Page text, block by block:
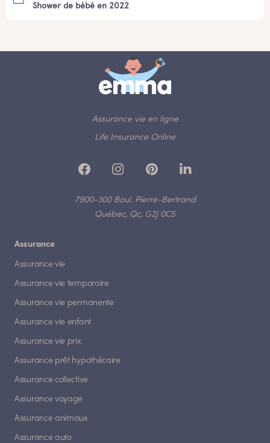
Shower de bébé en 2022
Assurance vie en ligne
Life Insurance Online
7900-300 Boul. Pierre-Bertrand
Québec, Qc, G2J 0C5
Assurance
Assurance vie
Assurance vie temporaire
Assurance vie permanente
Assurance vie enfant
Assurance vie prix
Assurance prêt hypothécaire
Assurance collective
Assurance voyage
Assurance animaux
Assurance auto